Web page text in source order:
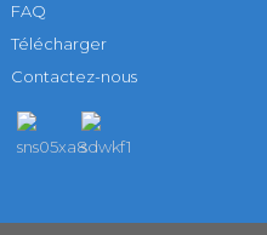
FAQ
Télécharger
Contactez-nous